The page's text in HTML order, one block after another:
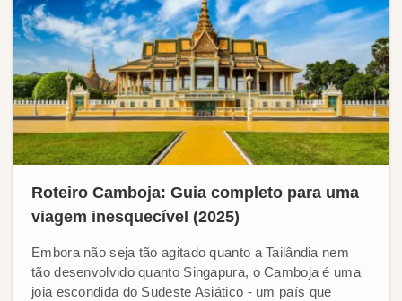
Roteiro Camboja: Guia completo para uma
viagem inesquecível (2025)
Embora não seja tão agitado quanto a Tailândia nem
tão desenvolvido quanto Singapura, o Camboja é uma
joia escondida do Sudeste Asiático - um país que